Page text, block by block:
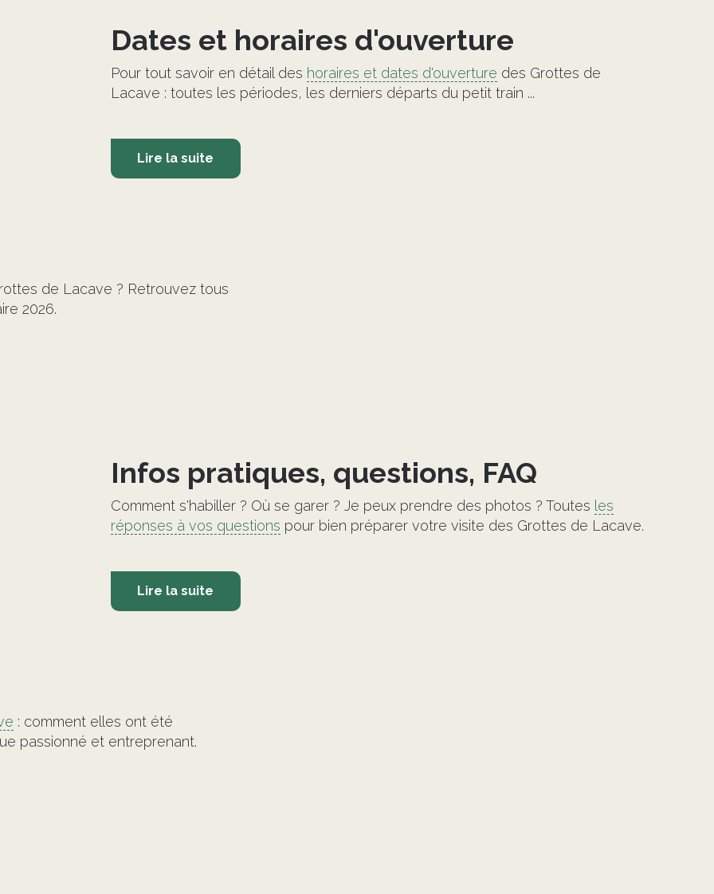
Dates et horaires d'ouverture
Pour tout savoir en détail des horaires et dates d'ouverture des Grottes de
Lacave : toutes les périodes, les derniers départs du petit train ...
Lire la suite
de Lacave ? Retrouvez tous
2026.
Infos pratiques, questions, FAQ
Comment s'habiller ? Où se garer ? Je peux prendre des photos ? Toutes les
réponses à vos questions pour bien préparer votre visite des Grottes de Lacave.
Lire la suite
: comment elles ont été
passionné et entreprenant.